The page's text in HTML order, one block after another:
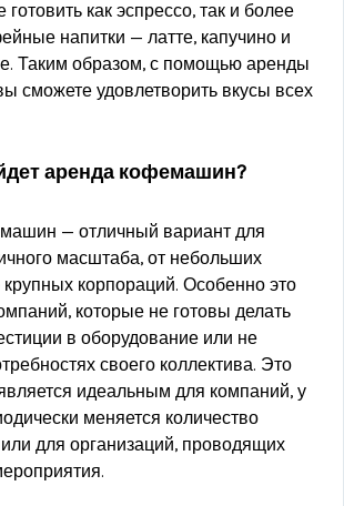
как эспрессо, так и более
напитки — латте, капучино и
Таким образом, с помощью аренды
сможете удовлетворить вкусы всех
аренда кофемашин?
— отличный вариант для
масштаба, от небольших
крупных корпораций. Особенно это
которые не готовы делать
в оборудование или не
своего коллектива. Это
идеальным для компаний, у
меняется количество
или для организаций, проводящих